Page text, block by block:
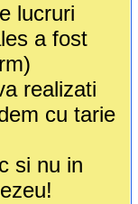
lucruri
a fost
realizati
cu tarie
si nu in